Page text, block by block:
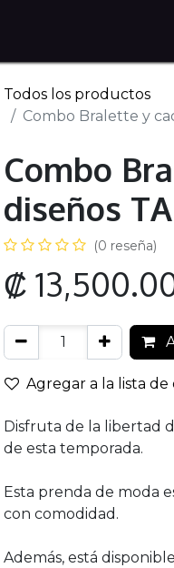
Todos los productos
Combo Bralette y
Combo
diseños
(0 reseña)
₡
Agregar a la lista de
Disfruta de la libertad
de esta temporada.
Esta prenda de moda
con comodidad.
Además, está